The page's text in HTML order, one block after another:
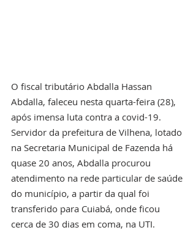
O fiscal tributário Abdalla Hassan
Abdalla, faleceu nesta quarta-feira (28),
após imensa luta contra a covid-19.
Servidor da prefeitura de Vilhena, lotado
na Secretaria Municipal de Fazenda há
quase 20 anos, Abdalla procurou
atendimento na rede particular de saúde
do município, a partir da qual foi
transferido para Cuiabá, onde ficou
cerca de 30 dias em coma, na UTI.